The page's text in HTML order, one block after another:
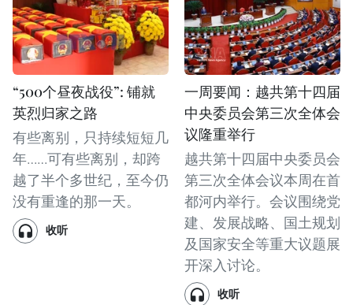
“500个昼夜战役”: 铺就
英烈归家之路
有些离别，只持续短短几
年……可有些离别，却跨
越了半个多世纪，至今仍
没有重逢的那一天。
收听
一周要闻：越共第十四届
中央委员会第三次全体会
议隆重举行
越共第十四届中央委员会
第三次全体会议本周在首
都河内举行。会议围绕党
建、发展战略、国土规划
及国家安全等重大议题展
开深入讨论。
收听